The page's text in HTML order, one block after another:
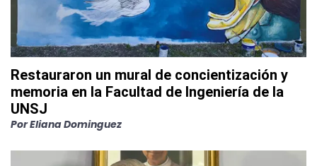
Restauraron un mural de concientización y
memoria en la Facultad de Ingeniería de la
UNSJ
PorEliana Dominguez